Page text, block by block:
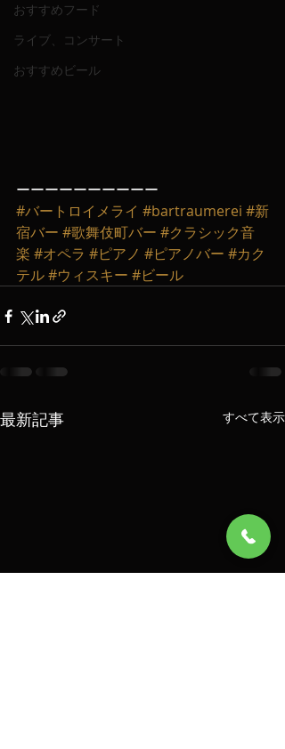
おすすめフード
ライブ、コンサート
おすすめビール
ーーーーーーーーーー
#バートロイメライ #bartraumerei #新
宿バー #歌舞伎町バー #クラシック音
楽 #オペラ #ピアノ #ピアノバー #カク
テル#ウィスキー #ビール
最新記事 すべて表示